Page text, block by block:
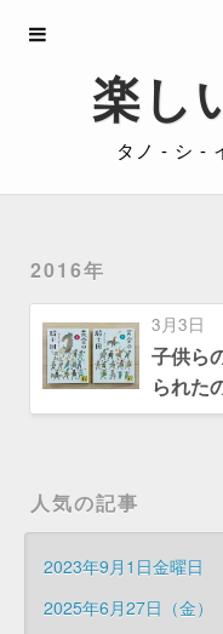
楽し
タノ - シ -
2016年
3月3日
子供ら
られた
人気の記事
2023年9月1日金曜日
2025年6月27日（金）
Archives